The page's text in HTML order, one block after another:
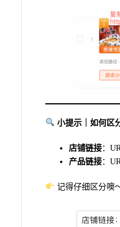
小提示｜如何区
店铺链接：
产品链接：
记得仔细区分噢